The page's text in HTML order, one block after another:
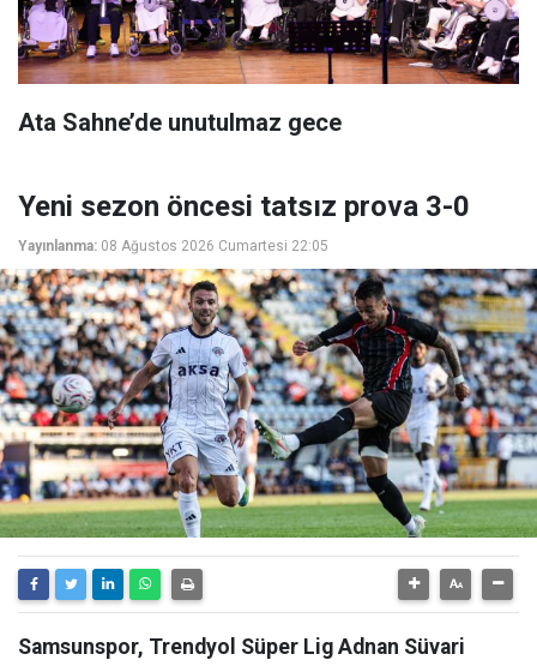
Ata Sahne’de unutulmaz gece
Yeni sezon öncesi tatsız prova 3-0
Yayınlanma: 08 Ağustos 2026 Cumartesi 22:05
Samsunspor, Trendyol Süper Lig Adnan Süvari